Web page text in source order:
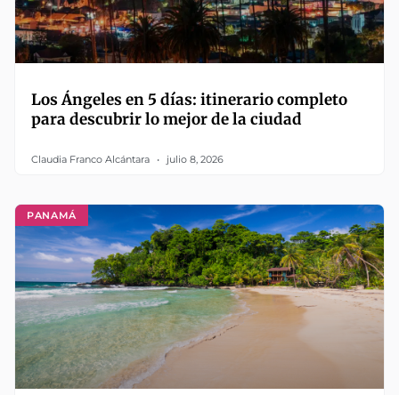
Los Ángeles en 5 días: itinerario completo
para descubrir lo mejor de la ciudad
Claudia Franco Alcántara julio 8, 2026
PANAMÁ